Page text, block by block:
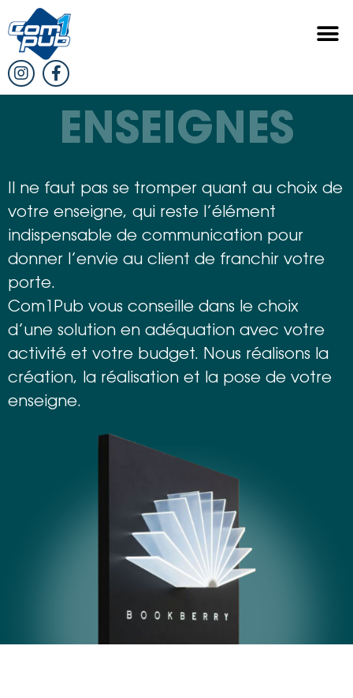
ENSEIGNES
Il ne faut pas se tromper quant au choix de
votre enseigne, qui reste l’élément
indispensable de communication pour
donner l’envie au client de franchir votre
porte.
Com1Pub vous conseille dans le choix
d’une solution en adéquation avec votre
activité et votre budget. Nous réalisons la
création, la réalisation et la pose de votre
enseigne.